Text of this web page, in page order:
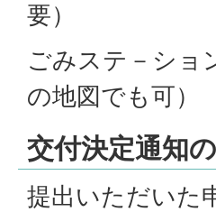
要）
ごみステ－ショ
の地図でも可）
交付決定通知
提出いただいた